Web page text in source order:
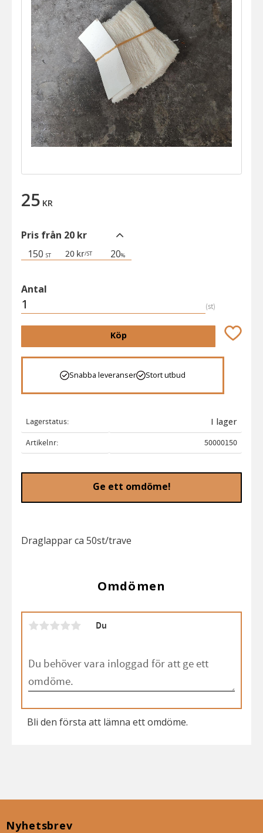
25 KR
Pris från 20 kr
150 ST 20 kr/ST 20%
Antal
st
Köp Lägg till
Snabba leveranser Stort utbud
Lagerstatus
I lager
Artikelnr
50000150
Ge ett omdöme!
Draglappar ca 50st/trave
Omdömen
Du
Bli den första att lämna ett omdöme.
Nyhetsbrev